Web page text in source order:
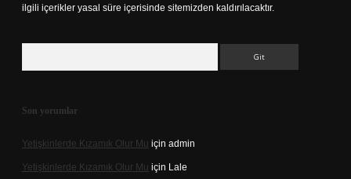
ilgili içerikler yasal süre içerisinde sitemizden kaldırılacaktır.
Son yorumlar
Yetişkinlerde Kızamık Olur Mu için admin
Yetişkinlerde Kızamık Olur Mu için Lale